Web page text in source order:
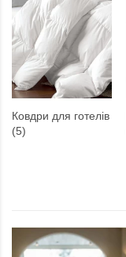
Ковдри для готелів
(5)